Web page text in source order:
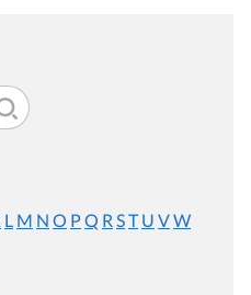
L M N O PQ R ST U VW